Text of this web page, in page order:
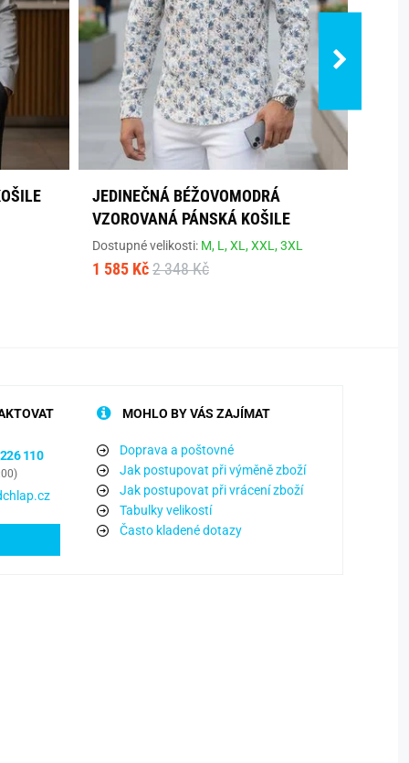
JEDINEČNÁ BÉŽOVOMODRÁ
VZOROVANÁ PÁNSKÁ KOŠILE
Dostupné velikosti: M, L,XL,XXL,3XL
1 585 Kč 2 348 Kč
110
MOHLO BY VÁS ZAJÍMAT
Doprava a poštovné
Jak postupovat při výměně zboží
Jak postupovat při vrácení zboží
Tabulky velikostí
Často kladené dotazy